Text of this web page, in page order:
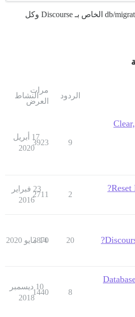
إنها موجودة في مجلد /db/migrations الخاص بـ Discourse وكل
الردود
مرات
العرض
النشاط
9
3923
17 أبريل
2020
Reset
2
2711
23 فبراير
2016
20
3870
14 مايو 2020
8
1440
10 ديسمبر
2018